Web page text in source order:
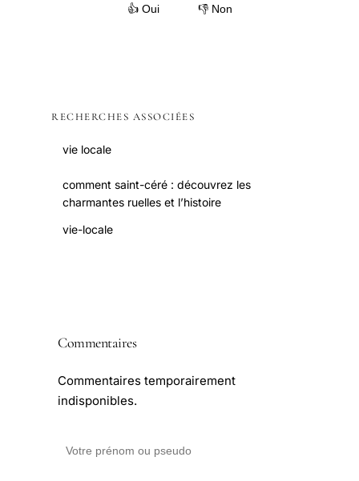
👍 Oui 👎 Non
RECHERCHES ASSOCIÉES
vie locale
comment saint-céré : découvrez les
charmantes ruelles et l’histoire
vie-locale
Commentaires
Commentaires temporairement
indisponibles.